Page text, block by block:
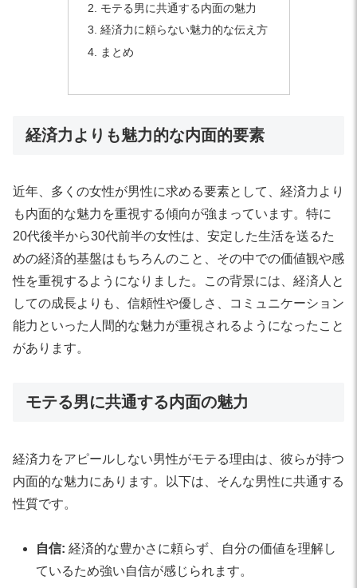
モテる男に共通する内面の魅力
経済力に頼らない魅力的な伝え方
まとめ
経済力よりも魅力的な内面的要素
近年、多くの女性が男性に求める要素として、経済力より
も内面的な魅力を重視する傾向が強まっています。特に
20代後半から30代前半の女性は、安定した生活を送るた
めの経済的基盤はもちろんのこと、その中での価値観や感
性を重視するようになりました。この背景には、経済人と
しての成長よりも、信頼性や優しさ、コミュニケーション
能力といった人間的な魅力が重視されるようになったこと
があります。
モテる男に共通する内面の魅力
経済力をアピールしない男性がモテる理由は、彼らが持つ
内面的な魅力にあります。以下は、そんな男性に共通する
性質です。
自信: 経済的な豊かさに頼らず、自分の価値を理解し
ているため強い自信が感じられます。